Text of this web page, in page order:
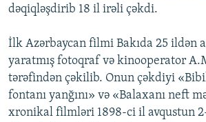
dəqiqləşdirib 18 il irəli çəkdi.
İlk Azərbaycan filmi Bakıda 25 ildən
yaratmış fotoqraf və kinooperator
tərəfindən çəkilib. Onun çəkdiyi
fontanı yanğını» və «Balaxanı neft
xronikal filmləri 1898-ci il avqustun